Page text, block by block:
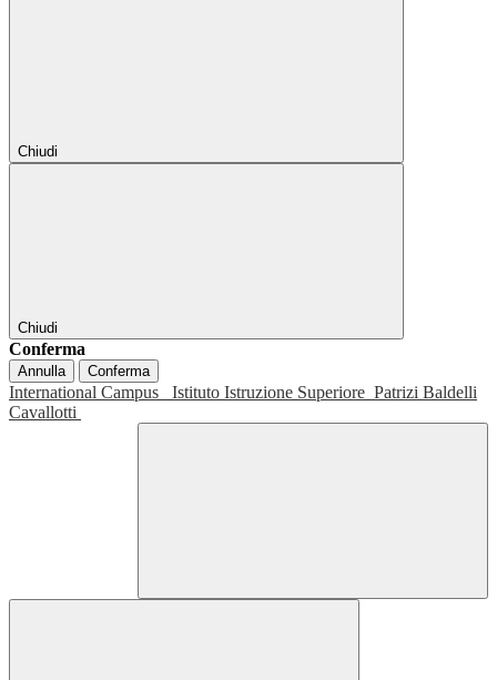
Chiudi
Chiudi
Conferma
Annulla Conferma
International Campus Istituto Istruzione Superiore Patrizi Baldelli
Cavallotti